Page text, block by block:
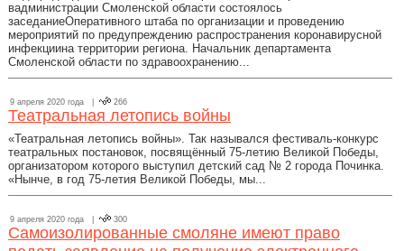
вадминистрации Смоленской области состоялось
заседаниеОперативного штаба по организации и проведению
мероприятий по предупреждению распространения коронавирусной
инфекциина территории региона. Начальник департамента
Смоленской области по здравоохранению...
9 апреля 2020 года | 266
Театральная летопись войны
«Театральная летопись войны». Так назывался фестиваль-конкурс
театральных постановок, посвящённый 75-летию Великой Победы,
организатором которого выступил детский сад № 2 города Починка.
«Нынче, в год 75-летия Великой Победы, мы...
9 апреля 2020 года | 300
Самоизолированные смоляне имеют право